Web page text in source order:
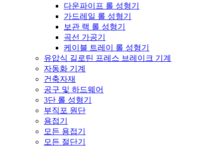
다운파이프 롤 성형기
가드레일 롤 성형기
보관 랙 롤 성형기
곡선 가공기
케이블 트레이 롤 성형기
유압식 길로틴 프레스 브레이크 기계
자동화 기계
건축자재
공구 및 하드웨어
3단 롤 성형기
부직포 원단
용접기
모든 용접기
모든 절단기